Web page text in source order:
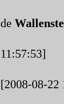
de
11:57:53]
[2008-08-22